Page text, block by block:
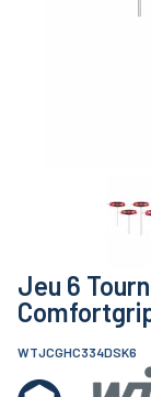
Jeu 6
WTJCGHC334DSK6